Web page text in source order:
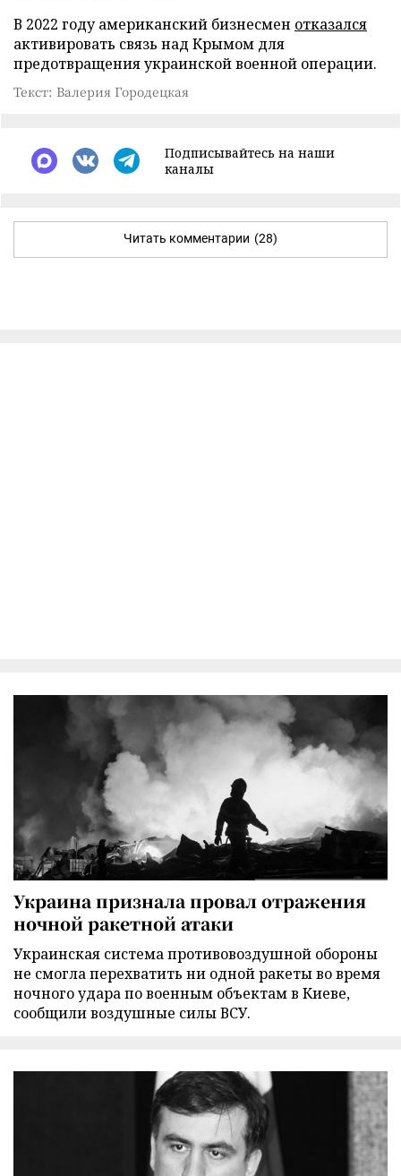
В 2022 году американский бизнесмен отказался
активировать связь над Крымом для
предотвращения украинской военной операции.
Текст: Валерия Городецкая
Подписывайтесь на наши
каналы
Читать комментарии (28)
Украина признала провал отражения
ночной ракетной атаки
Украинская система противовоздушной обороны
не смогла перехватить ни одной ракеты во время
ночного удара по военным объектам в Киеве,
сообщили воздушные силы ВСУ.